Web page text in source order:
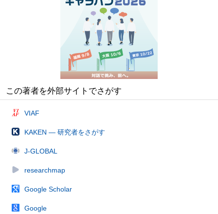
この著者を外部サイトでさがす
VIAF
KAKEN — 研究者をさがす
J-GLOBAL
researchmap
Google Scholar
Google